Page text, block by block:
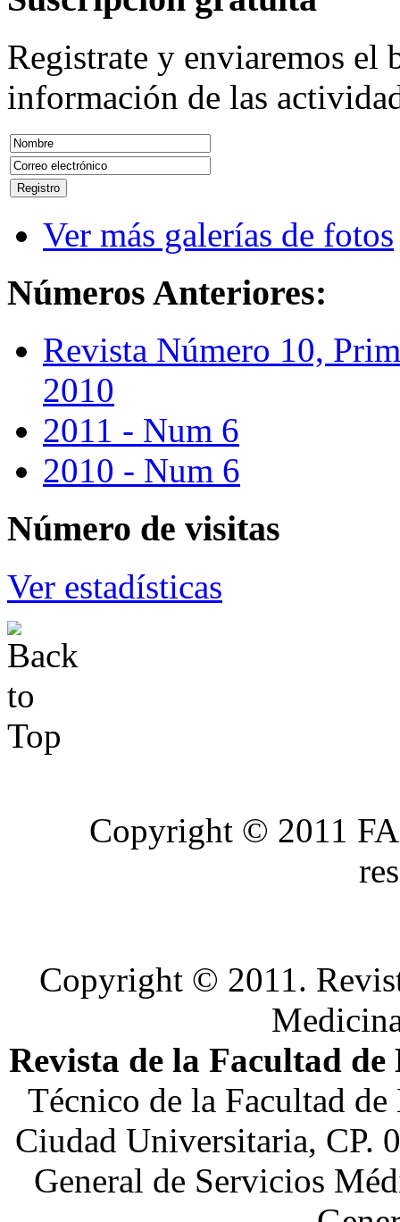
Registrate y enviaremos el
información de las
Ver más galerías de fotos
Números Anteriores:
Revista Número 10,
2010
2011 - Num 6
2010 - Num 6
Número de visitas
Ver estadísticas
Copyright © 2011
Copyright © 2011.
Revista de la Facultad
Técnico de la Facultad
Ciudad Universitaria, CP.
General de Servicios